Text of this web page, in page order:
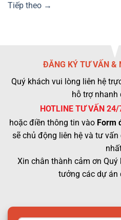
Tiếp theo →
ĐĂNG KÝ TƯ VẤN &
Quý khách vui lòng liên hệ
hỗ trợ nhanh
HOTLINE TƯ VẤN 24/
hoặc điền thông tin vào Form
sẽ chủ động liên hệ và tư
Xin chân thành cảm ơn
tưởng các dự án